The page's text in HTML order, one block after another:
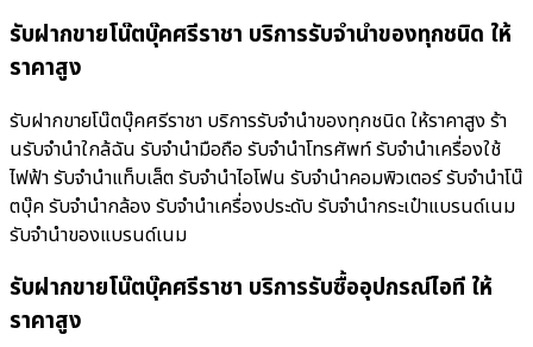
รับฝากขายโน๊ตบุ๊คศรีราชา บริการรับจำนำของทุกชนิด ให้
ราคาสูง
รับฝากขายโน๊ตบุ๊คศรีราชา บริการรับจำนำของทุกชนิด ให้ราคาสูง ร้า
นรับจํานําใกล้ฉัน รับจำนำมือถือ รับจำนำโทรศัพท์ รับจำนำเครื่องใช้
ไฟฟ้า รับจำนำแท็บเล็ต รับจำนำไอโฟน รับจำนำคอมพิวเตอร์ รับจำนำโน๊
ตบุ๊ค รับจำนำกล้อง รับจำนำเครื่องประดับ รับจำนำกระเป๋าแบรนด์เนม
รับจำนำของแบรนด์เนม
รับฝากขายโน๊ตบุ๊คศรีราชา บริการรับซื้ออุปกรณ์ไอที ให้
ราคาสูง